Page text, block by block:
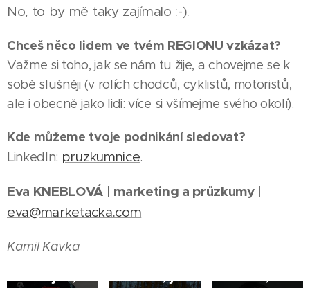
No, to by mě taky zajímalo :-).
Chceš něco lidem ve tvém REGIONU vzkázat?
Važme si toho, jak se nám tu žije, a chovejme se k
sobě slušněji (v rolích chodců, cyklistů, motoristů,
ale i obecně jako lidi: více si všímejme svého okolí).
Kde můžeme tvoje podnikání sledovat?
LinkedIn: pruzkumnice.
Eva KNEBLOVÁ | marketing a průzkumy |
eva@marketacka.com
Kamil Kavka
24.06.2026
NAD
SÁZAVOU
Nečas
poprvé
ovládnul
Zlatou
hokejku,
20.04.2026
NAD
SÁZAVOU
Ilustrátorka
Iveta
o tom, jak
11.11.2025
SÁZAVOU
mluvit,